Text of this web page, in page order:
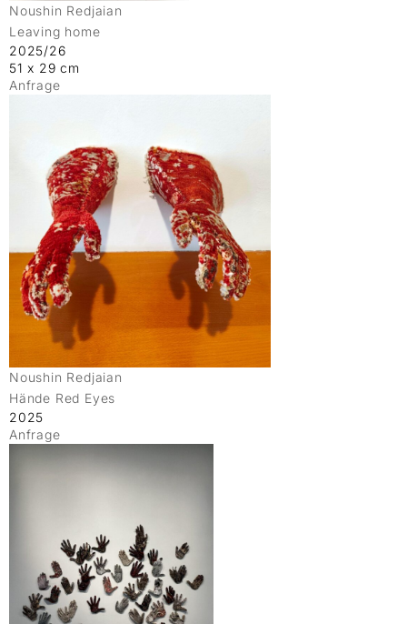
Noushin Redjaian
Leaving home
2025/26
51 x 29 cm
Anfrage
Noushin Redjaian
Hände Red Eyes
2025
Anfrage